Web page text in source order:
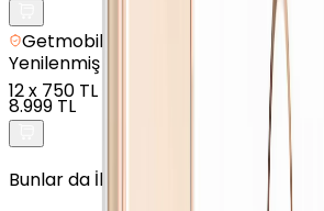
Getmobil Güvencesi
Yenilenmiş Apple iPhone 8 - 64 GB -
12x 750 TL
8.999 TL
Bunlar da İlginizi Çekebilir